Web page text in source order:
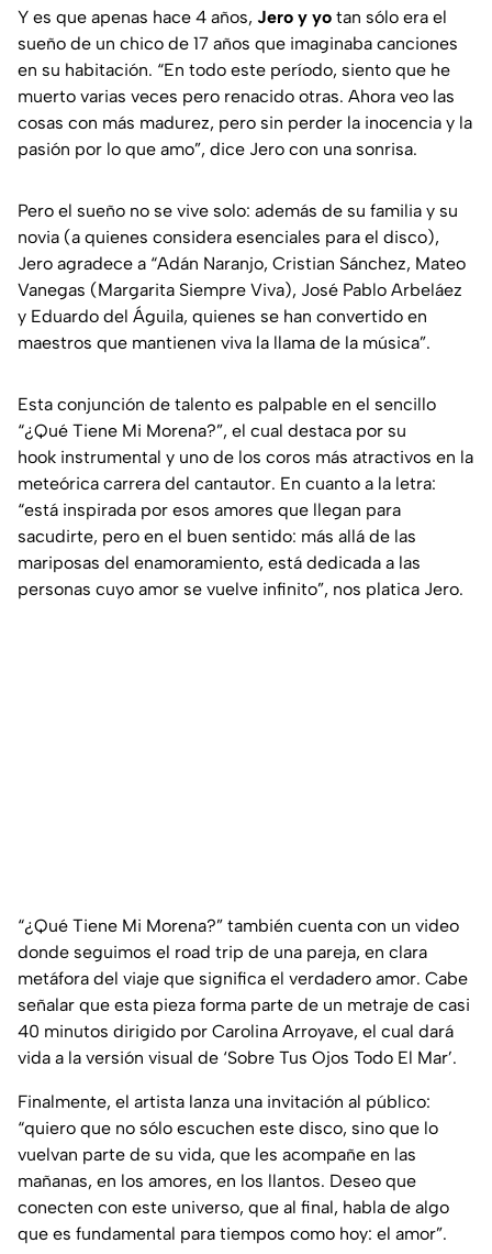
Y es que apenas hace 4 años, Jero y yo tan sólo era el
sueño de un chico de 17 años que imaginaba canciones
en su habitación. “En todo este período, siento que he
muerto varias veces pero renacido otras. Ahora veo las
cosas con más madurez, pero sin perder la inocencia y la
pasión por lo que amo”, dice Jero con una sonrisa.
Pero el sueño no se vive solo: además de su familia y su
novia (a quienes considera esenciales para el disco),
Jero agradece a “Adán Naranjo, Cristian Sánchez, Mateo
Vanegas (Margarita Siempre Viva), José Pablo Arbeláez
y Eduardo del Águila, quienes se han convertido en
maestros que mantienen viva la llama de la música”.
Esta conjunción de talento es palpable en el sencillo
“¿Qué Tiene Mi Morena?”, el cual destaca por su
hook instrumental y uno de los coros más atractivos en la
meteórica carrera del cantautor. En cuanto a la letra:
“está inspirada por esos amores que llegan para
sacudirte, pero en el buen sentido: más allá de las
mariposas del enamoramiento, está dedicada a las
personas cuyo amor se vuelve infinito”, nos platica Jero.
“¿Qué Tiene Mi Morena?” también cuenta con un video
donde seguimos el road trip de una pareja, en clara
metáfora del viaje que significa el verdadero amor. Cabe
señalar que esta pieza forma parte de un metraje de casi
40 minutos dirigido por Carolina Arroyave, el cual dará
vida a la versión visual de ‘Sobre Tus Ojos Todo El Mar’.
Finalmente, el artista lanza una invitación al público:
“quiero que no sólo escuchen este disco, sino que lo
vuelvan parte de su vida, que les acompañe en las
mañanas, en los amores, en los llantos. Deseo que
conecten con este universo, que al final, habla de algo
que es fundamental para tiempos como hoy: el amor”.